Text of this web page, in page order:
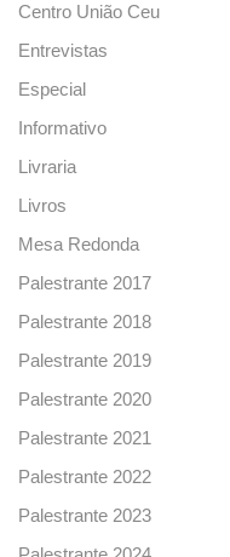
Centro União Ceu
Entrevistas
Especial
Informativo
Livraria
Livros
Mesa Redonda
Palestrante 2017
Palestrante 2018
Palestrante 2019
Palestrante 2020
Palestrante 2021
Palestrante 2022
Palestrante 2023